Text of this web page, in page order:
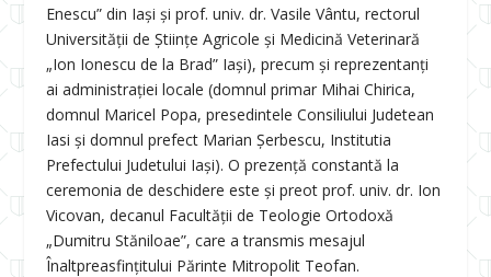
Enescu” din Iași și prof. univ. dr. Vasile Vântu, rectorul
Universității de Științe Agricole și Medicină Veterinară
„Ion Ionescu de la Brad” Iași), precum și reprezentanți
ai administrației locale (domnul primar Mihai Chirica,
domnul Maricel Popa, presedintele Consiliului Judetean
Iasi și domnul prefect Marian Șerbescu, Institutia
Prefectului Judetului Iași). O prezență constantă la
ceremonia de deschidere este și preot prof. univ. dr. Ion
Vicovan, decanul Facultății de Teologie Ortodoxă
„Dumitru Stăniloae”, care a transmis mesajul
Înaltpreasfinţitului Părinte Mitropolit Teofan.